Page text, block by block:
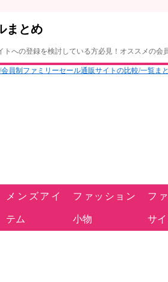
まとめ
トへの登録を検討している方必見！オススメの
メンズアイ
テム
ファッション
小物
フ
サ